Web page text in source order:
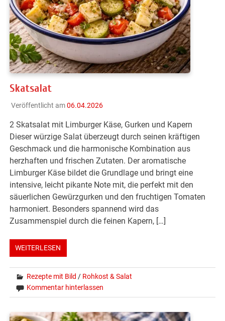
Skatsalat
Veröffentlicht am06.04.2026
2 Skatsalat mit Limburger Käse, Gurken und Kapern
Dieser würzige Salat überzeugt durch seinen kräftigen
Geschmack und die harmonische Kombination aus
herzhaften und frischen Zutaten. Der aromatische
Limburger Käse bildet die Grundlage und bringt eine
intensive, leicht pikante Note mit, die perfekt mit den
säuerlichen Gewürzgurken und den fruchtigen Tomaten
harmoniert. Besonders spannend wird das
Zusammenspiel durch die feinen Kapern, […]
WEITERLESEN
Rezepte mit Bild / Rohkost & Salat
Kommentar hinterlassen